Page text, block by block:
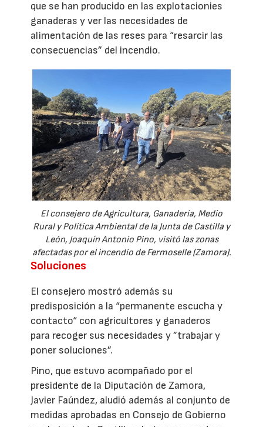
que se han producido en las explotacionies
ganaderas y ver las necesidades de
alimentación de las reses para “resarcir las
consecuencias” del incendio.
El consejero de Agricultura, Ganadería, Medio
Rural y Política Ambiental de la Junta de Castilla y
León, Joaquín Antonio Pino, visitó las zonas
afectadas por el incendio de Fermoselle (Zamora).
Soluciones
El consejero mostró además su
predisposición a la “permanente escucha y
contacto“ con agricultores y ganaderos
para recoger sus necesidades y ”trabajar y
poner soluciones”.
Pino, que estuvo acompañado por el
presidente de la Diputación de Zamora,
Javier Faúndez, aludió además al conjunto de
medidas aprobadas en Consejo de Gobierno